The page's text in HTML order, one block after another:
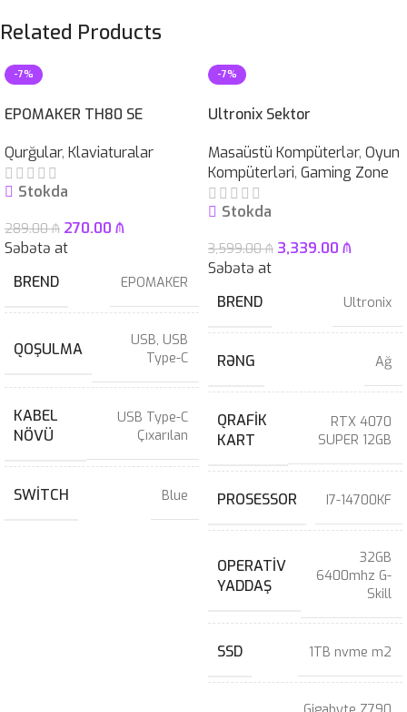
Related Products
-7%
EPOMAKER TH80 SE
Qurğular, Klaviaturalar
Stokda
289.00₼ 270.00 ₼
Səbətə at
BREND
EPOMAKER
QOŞULMA USB, USB
Type-C
KABEL
NÖVÜ
USB Type-C
Çıxarılan
SWITCH Blue
-7%
Ultronix Sektor
Masaüstü Kompüterlər, Oyun
Kompüterləri, Gaming Zone
Stokda
3,599.00₼ 3,339.00 ₼
Səbətə at
BREND
Ultronix
RƏNG Ağ
QRAFIK
KART
RTX 4070
SUPER 12GB
PROSESSOR I7-14700KF
OPERATIV
YADDAŞ
32GB
6400mhz G-
Skill
SSD 1TB nvme m2